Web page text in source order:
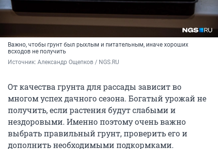
Важно, чтобы грунт был рыхлым и питательным, иначе хороших
всходов не получить
Источник: Александр Ощепков / NGS.RU
От качества грунта для рассады зависит во
многом успех дачного сезона. Богатый урожай не
получить, если растения будут слабыми и
нездоровыми. Именно поэтому очень важно
выбрать правильный грунт, проверить его и
дополнить необходимыми подкормками.